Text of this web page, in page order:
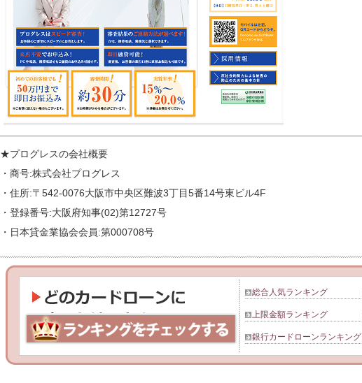
★プログレスの会社概要
・商号:株式会社プログレス
・住所:〒542-0076大阪市中央区難波3丁目5番14号東ビル4F
・登録番号:大阪府知事(02)第12727号
・日本貸金業協会会員:第000708号
総合人気ランキング
上限金額ランキング
銀行カードローンランキング